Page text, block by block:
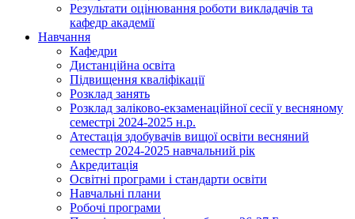
Результати оцінювання роботи викладачів та
кафедр академії
Навчання
Кафедри
Дистанційна освіта
Підвищення кваліфікації
Розклад занять
Розклад заліково-екзаменаційної сесії у весняному
семестрі 2024-2025 н.р.
Атестація здобувачів вищої освіти весняний
семестр 2024-2025 навчальний рік
Акредитація
Освітні програми і стандарти освіти
Навчальні плани
Робочі програми